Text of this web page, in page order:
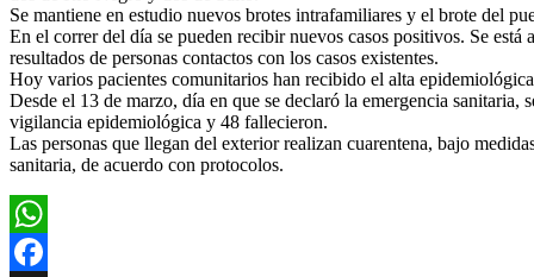
Se mantiene en estudio nuevos brotes intrafamiliares y el brote del
En el correr del día se pueden recibir nuevos casos positivos. Se está
resultados de personas contactos con los casos existentes.
Hoy varios pacientes comunitarios han recibido el alta
Desde el 13 de marzo, día en que se declaró la emergencia
vigilancia epidemiológica y 48 fallecieron.
Las personas que llegan del exterior realizan cuarentena, bajo
sanitaria, de acuerdo con protocolos.
WhatsApp